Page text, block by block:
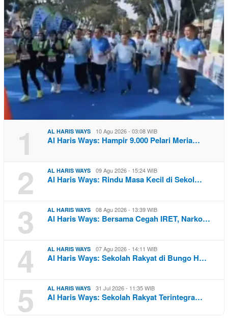
1 AL HARIS WAYS 10 Agu 2026 - 03:08 WIB
Al Haris Ways: Hampir 9.000 Pelari Meria…
2 AL HARIS WAYS 09 Agu 2026 - 15:24 WIB
Al Haris Ways: Rindu Masa Kecil di Sekol…
3 AL HARIS WAYS 08 Agu 2026 - 13:39 WIB
Al Haris Ways: Bersama Cegah IRET, Narko…
4 AL HARIS WAYS 07 Agu 2026 - 14:11 WIB
Al Haris Ways: Sekolah Rakyat di Bungo H…
5 AL HARIS WAYS 31 Jul 2026 - 11:35 WIB
Al Haris Ways: Sekolah Rakyat Terintegra…